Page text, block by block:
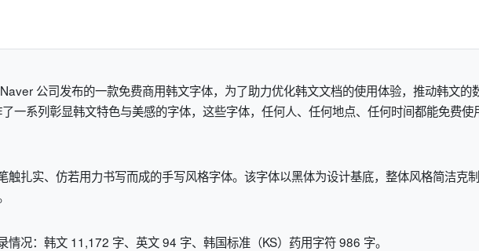
公司发布的一款免费商用韩文字体，为了助力优化韩文文档的使用体验，推动韩文的
一系列彰显韩文特色与美感的字体，这些字体，任何人、任何地点、任何时间都能免费使
触扎实、仿若用力书写而成的手写风格字体。该字体以黑体为设计基底，整体风格简洁克
况：韩文 11,172 字、英文 94 字、韩国标准（KS）药用字符 986 字。